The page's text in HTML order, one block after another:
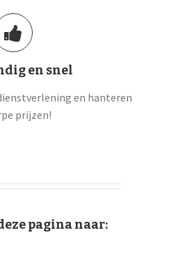
en snel
en hanteren
prijzen!
pagina naar: